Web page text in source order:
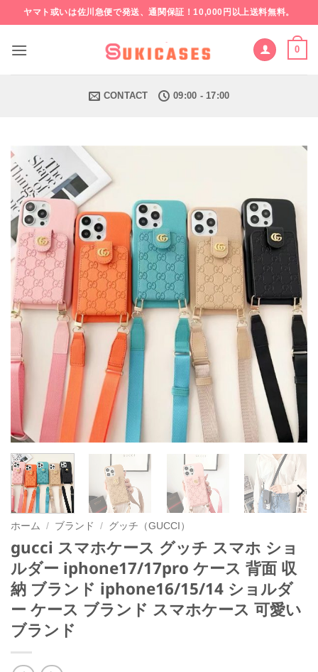
to
content
ヤマト或いは佐川急便で発送、通関保証！10,000円以上送料無料。
0
CONTACT 09:00 - 17:00
ホーム / ブランド / グッチ（GUCCI）
gucci スマホケース グッチ スマホ ショ
ルダー iphone17/17pro ケース 背面 収
納 ブランド iphone16/15/14 ショルダ
ー ケース ブランド スマホケース 可愛い
ブランド